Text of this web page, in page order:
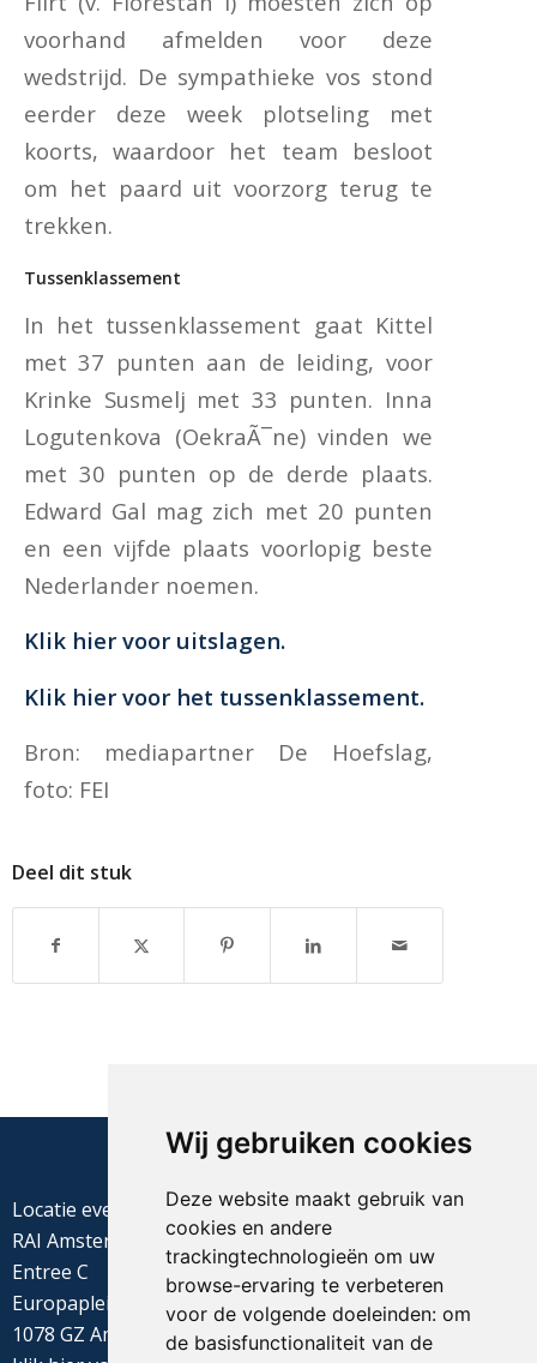
Wij gebruiken cookies
Deze website maakt gebruik van
cookies en andere
trackingtechnologieën om uw
browse-ervaring te verbeteren
voor de volgende doeleinden: om
de basisfunctionaliteit van de
voorhand afmelden voor deze
wedstrijd. De sympathieke vos stond
eerder deze week plotseling met
koorts, waardoor het team besloot
om het paard uit voorzorg terug te
trekken.
Tussenklassement
In het tussenklassement gaat Kittel
met 37 punten aan de leiding, voor
Krinke Susmelj met 33 punten. Inna
Logutenkova (OekraÃ¯ne) vinden we
met 30 punten op de derde plaats.
Edward Gal mag zich met 20 punten
en een vijfde plaats voorlopig beste
Nederlander noemen.
Klik hier voor uitslagen.
Klik hier voor het tussenklassement.
Bron: mediapartner De Hoefslag,
foto: FEI
Deel dit stuk
Locatie evenement
RAI Amsterdam
Entree C
Europaplein 22
1078 GZ Amsterdam